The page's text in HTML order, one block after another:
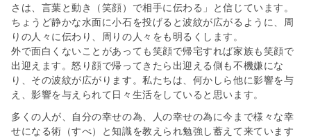
さは、言葉と動き（笑顔）で相手に伝わる」と信じています。
ちょうど静かな水面に小石を投げると波紋が広がるように、周
りの人々に伝わり、周りの人々をも明るくします。
外で面白くないことがあっても笑顔で帰宅すれば家族も笑顔で
出迎えます。怒り顔で帰ってきたら出迎える側も不機嫌にな
り、その波紋が広がります。私たちは、何かしら他に影響を与
え、影響を与えられて日々生活をしていると思います。
多くの人が、自分の幸せの為、人の幸せの為に今まで様々な幸
せになる術（すべ）と知識を教えられ勉強し蓄えて来ています